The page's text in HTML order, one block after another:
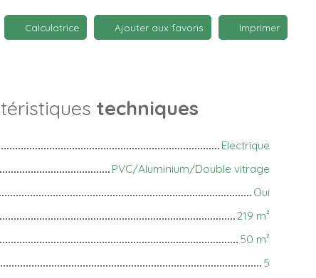
Calculatrice Ajouter aux favoris Imprimer
techniques
Electrique
PVC/Aluminium/Double vitrage
Oui
219 m²
50 m²
5